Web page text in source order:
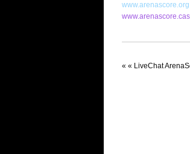
www.arenascore.org
« « LiveChat